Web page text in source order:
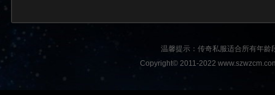
温馨提示：传奇私服适合所有年
Copyright© 2011-2022